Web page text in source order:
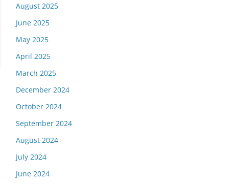
August 2025
June 2025
May 2025
April 2025
March 2025
December 2024
October 2024
September 2024
August 2024
July 2024
June 2024